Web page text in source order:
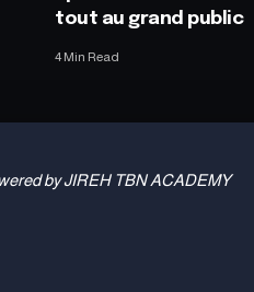
tout au grand public
4 Min Read
by JIREH TBN ACADEMY